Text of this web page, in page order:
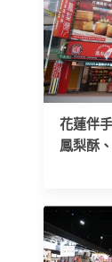
花蓮伴
鳳梨酥